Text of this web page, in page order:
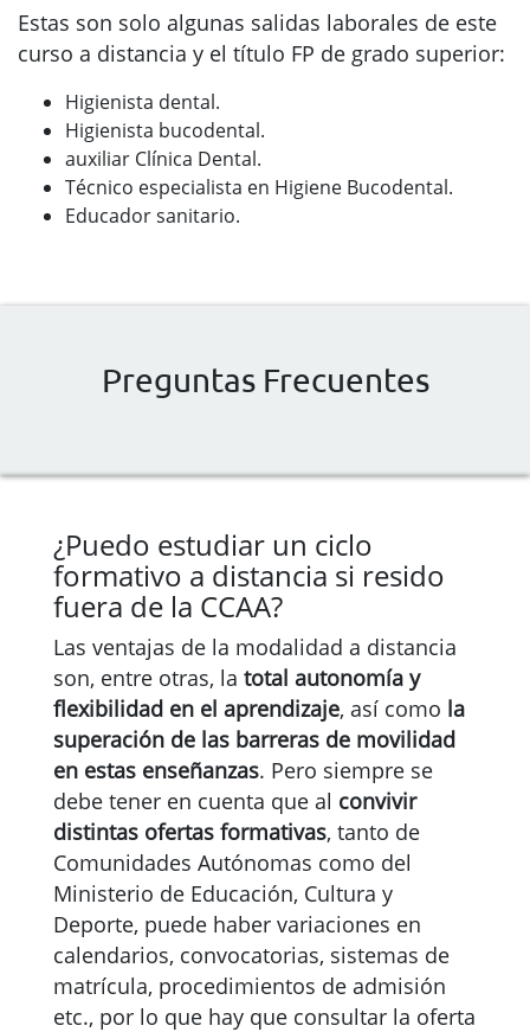
Estas son solo algunas salidas laborales de este
curso a distancia y el título FP de grado superior:
Higienista dental.
Higienista bucodental.
auxiliar Clínica Dental.
Técnico especialista en Higiene Bucodental.
Educador sanitario.
Preguntas Frecuentes
¿Puedo estudiar un ciclo
formativo a distancia si resido
fuera de la CCAA?
Las ventajas de la modalidad a distancia
son, entre otras, la total autonomía y
flexibilidad en el aprendizaje, así como la
superación de las barreras de movilidad
en estas enseñanzas. Pero siempre se
debe tener en cuenta que al convivir
distintas ofertas formativas, tanto de
Comunidades Autónomas como del
Ministerio de Educación, Cultura y
Deporte, puede haber variaciones en
calendarios, convocatorias, sistemas de
matrícula, procedimientos de admisión
etc., por lo que hay que consultar la oferta